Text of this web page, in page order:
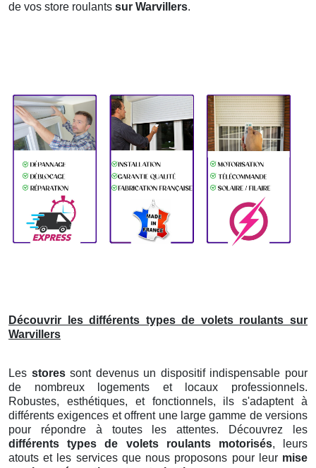
de vos store roulants sur Warvillers.
Découvrir les différents types de volets roulants sur
Warvillers
Les storessont devenus un dispositif indispensable pour
de nombreux logements et locaux professionnels.
Robustes, esthétiques, et fonctionnels, ils s'adaptent à
différents exigences et offrent une large gamme de versions
pour répondre à toutes les attentes. Découvrez les
différents types de volets roulants motorisés, leurs
atouts et les services que nous proposons pour leur mise